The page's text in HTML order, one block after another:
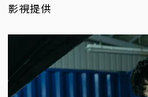
影視提供